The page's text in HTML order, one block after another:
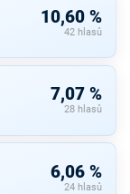
10,60 %
42 hlasů
7,07 %
28 hlasů
6,06 %
24 hlasů